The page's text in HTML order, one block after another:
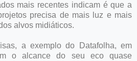
mais recentes indicam é que a
precisa de mais luz e mais
alvos midiáticos.
a exemplo do Datafolha, em
o alcance do seu eco quase